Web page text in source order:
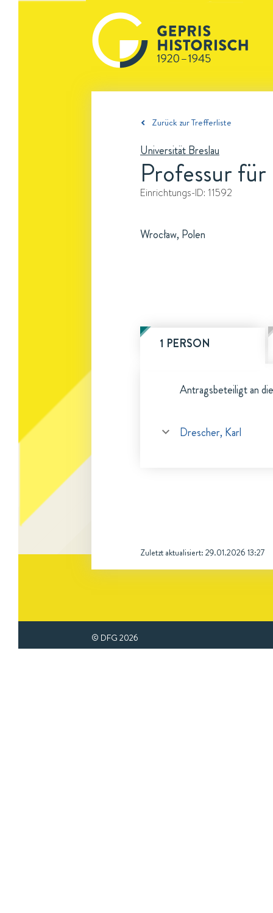
Zurück zur Trefferliste
Universität Breslau
Professur
Einrichtungs-ID: 11592
Wrocław, Polen
1 PERSON
Antragsbeteiligt an
Drescher, Karl
Zuletzt aktualisiert: 29.01.2026 13:27
© DFG 2026